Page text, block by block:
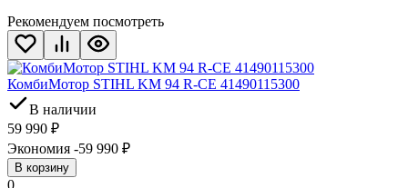
Рекомендуем посмотреть
КомбиМотор STIHL KM 94 R-CE 41490115300
В наличии
59 990 ₽
Экономия -59 990 ₽
В корзину